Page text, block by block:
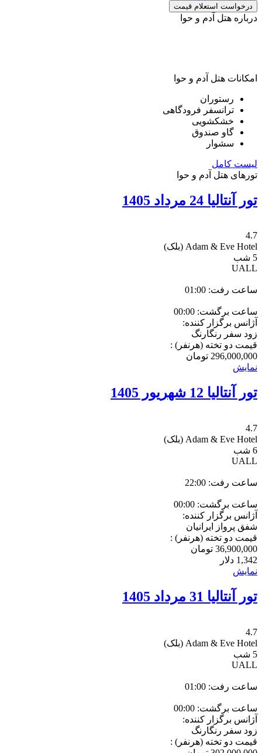
درخواست استعلام قیمت
درباره هتل آدم و حوا
امکانات هتل آدم و حوا
رستوران
ترانسفر فرودگاهی
خشکشویی
گاو صندوق
سشوار
لیست کامل
تورهای هتل آدم و حوا
تور آنتالیا 24 مرداد 1405
4.7
Adam & Eve Hotel (بلک)
5 شب
UALL
ساعت رفت: 01:00
ساعت برگشت: 00:00
آژانس برگزار کننده:
زود سفر رنگارنگ
قیمت دو تخته (هرنفر) :
296,000,000 تومان
نمایش
تور آنتالیا 12 شهریور 1405
4.7
Adam & Eve Hotel (بلک)
6 شب
UALL
ساعت رفت: 22:00
ساعت برگشت: 00:00
آژانس برگزار کننده:
شفق پرواز ایرانیان
قیمت دو تخته (هرنفر) :
36,900,000 تومان
1,342 دلار
نمایش
تور آنتالیا 31 مرداد 1405
4.7
Adam & Eve Hotel (بلک)
5 شب
UALL
ساعت رفت: 01:00
ساعت برگشت: 00:00
آژانس برگزار کننده:
زود سفر رنگارنگ
قیمت دو تخته (هرنفر) :